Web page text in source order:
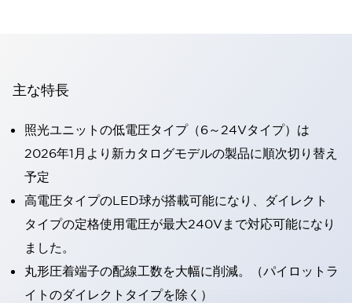
主な特長
照光ユニットの低電圧タイプ（6～24Vタイプ）は
2026年1月より新カタログモデルの製品に順次切り替え
予定
高電圧タイプのLED球が搭載可能になり、ダイレクト
タイプの定格使用電圧が最大240Vまで対応可能になり
ました。
丸形圧着端子の配線工数を大幅に削減。（パイロットラ
イトのダイレクトタイプを除く）